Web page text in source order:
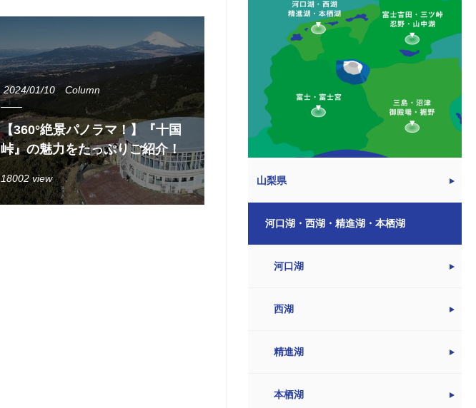
2024/01/10 Column
【360°絶景パノラマ！】『十国
峠』の魅力をたっぷりご紹介！
18002 view 山梨県
河口湖・西湖・精進湖・本栖湖
河口湖
西湖
精進湖
本栖湖